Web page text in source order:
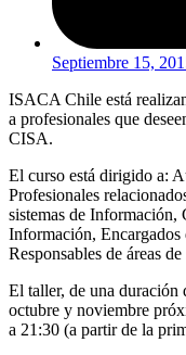
Septiembre 15,
ISACA Chile está
a profesionales que
CISA.
El curso está dirigido a:
Profesionales
sistemas de Información,
Información,
Responsables de áreas
El taller, de una duración
octubre y noviembre
a 21:30 (a partir de la